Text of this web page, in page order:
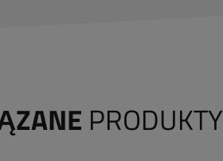
PRODUKTY